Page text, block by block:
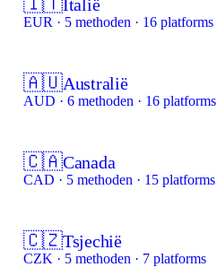
Italië
EUR · 5 methoden · 16 platforms
🇦🇺Australië
AUD · 6 methoden · 16 platforms
🇨🇦Canada
CAD · 5 methoden · 15 platforms
🇨🇿Tsjechië
CZK · 5 methoden · 7 platforms